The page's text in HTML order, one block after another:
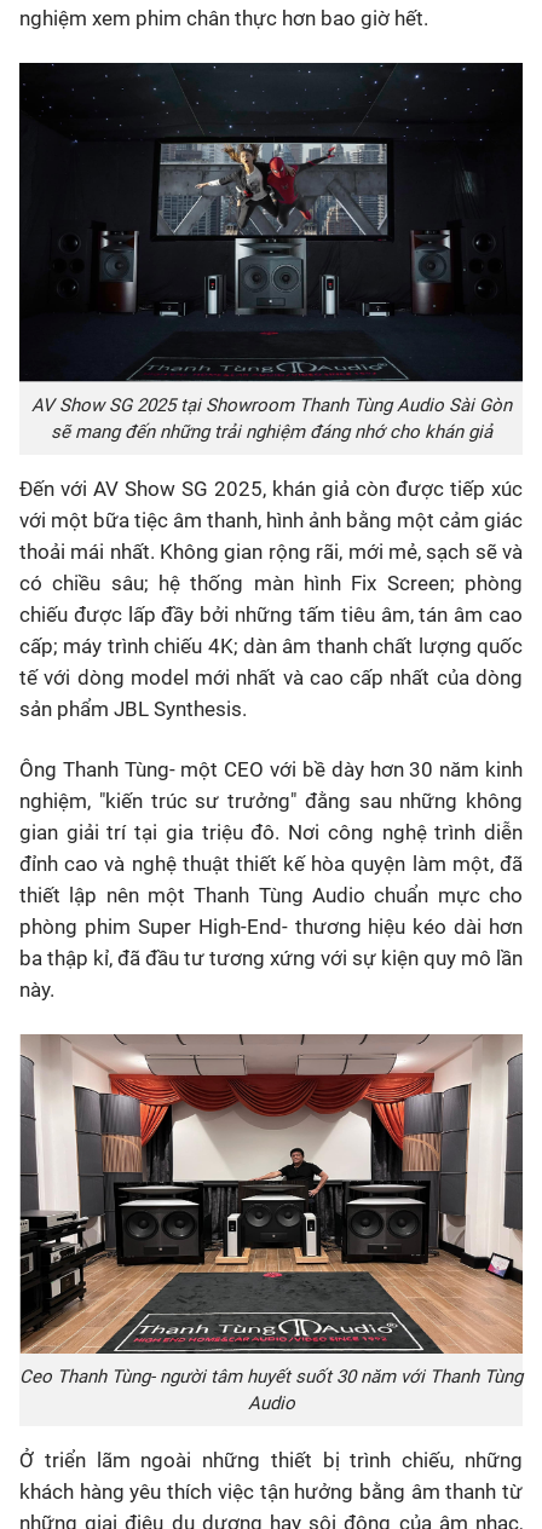
nghiệm xem phim chân thực hơn bao giờ hết.
AV Show SG 2025 tại Showroom Thanh Tùng Audio Sài Gòn
sẽ mang đến những trải nghiệm đáng nhớ cho khán giả
Đến với AV Show SG 2025, khán giả còn được tiếp xúc
với một bữa tiệc âm thanh, hình ảnh bằng một cảm giác
thoải mái nhất. Không gian rộng rãi, mới mẻ, sạch sẽ và
có chiều sâu; hệ thống màn hình Fix Screen; phòng
chiếu được lấp đầy bởi những tấm tiêu âm, tán âm cao
cấp; máy trình chiếu 4K; dàn âm thanh chất lượng quốc
tế với dòng model mới nhất và cao cấp nhất của dòng
sản phẩm JBL Synthesis.
Ông Thanh Tùng- một CEO với bề dày hơn 30 năm kinh
nghiệm, "kiến trúc sư trưởng" đằng sau những không
gian giải trí tại gia triệu đô. Nơi công nghệ trình diễn
đỉnh cao và nghệ thuật thiết kế hòa quyện làm một, đã
thiết lập nên một Thanh Tùng Audio chuẩn mực cho
phòng phim Super High-End- thương hiệu kéo dài hơn
ba thập kỉ, đã đầu tư tương xứng với sự kiện quy mô lần
này.
Ceo Thanh Tùng- người tâm huyết suốt 30 năm với Thanh Tùng
Audio
Ở triển lãm ngoài những thiết bị trình chiếu, những
khách hàng yêu thích việc tận hưởng bằng âm thanh từ
những giai điệu du dương hay sôi động của âm nhạc,